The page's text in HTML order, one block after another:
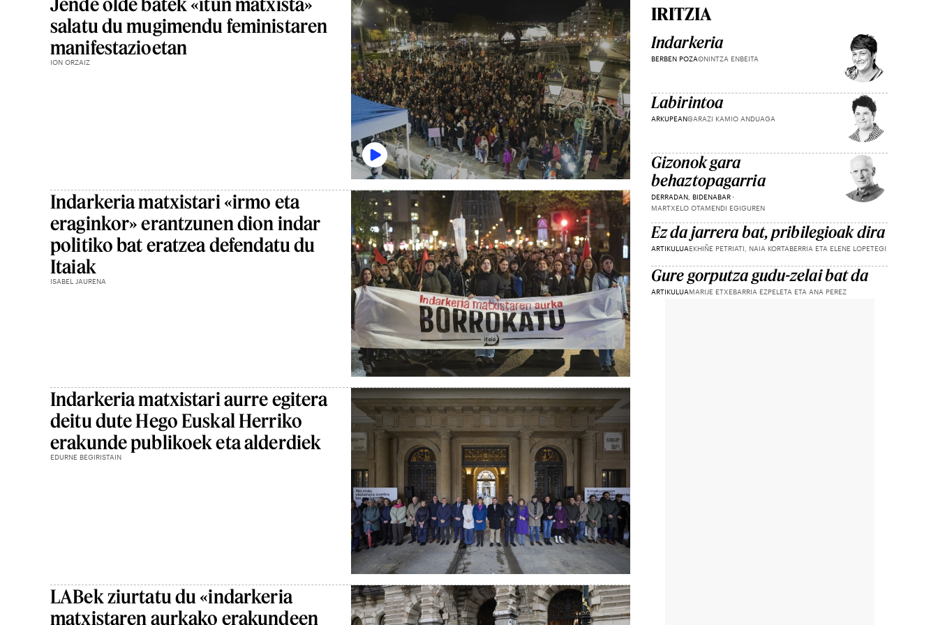
salatu du mugimendu feministaren
manifestazioetan
ION ORZAIZ
Indarkeria matxistari «irmo eta
eraginkor» erantzunen dion indar
politiko bat eratzea defendatu du
Itaiak
ISABEL JAURENA
Indarkeria matxistari aurre egitera
deitu dute Hego Euskal Herriko
erakunde publikoek eta alderdiek
EDURNE BEGIRISTAIN
LABek ziurtatu du «indarkeria
matxistaren aurkako erakundeen
IRITZIA
Indarkeria
BERBEN POZAONINTZA ENBEITA
Labirintoa
ARKUPEANGARAZI KAMIO ANDUAGA
Gizonok gara
behaztopagarria
DERRADAN, BIDENABAR
MARTXELO OTAMENDI EGIGUREN
Ez da jarrera bat, pribilegioak dira
ARTIKULUAEKHIÑE PETRIATI, NAIA KORTABERRIA ETA ELENE LOPETEGI
Gure gorputza gudu-zelai bat da
ARTIKULUAMARIJE ETXEBARRIA EZPELETA ETA ANA PEREZ